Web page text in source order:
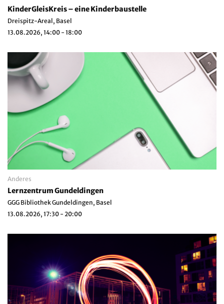
KinderGleisKreis – eine Kinderbaustelle
Dreispitz-Areal, Basel
13.08.2026, 14:00 - 18:00
Anderes
Lernzentrum Gundeldingen
GGG Bibliothek Gundeldingen, Basel
13.08.2026, 17:30 - 20:00